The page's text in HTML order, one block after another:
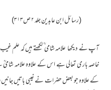
(رسائل ابن عابدین جلد ۲ ص۳۱۳)
آپ نے دیکھا علامہ شامی ؒ لکھتے ہیں کہ علم
خاصہ باری تعالی ہے اس کے علاوہ علامہ شامیؒ
کے علاوہ جو بعض حضرات نے غیبی باتیں